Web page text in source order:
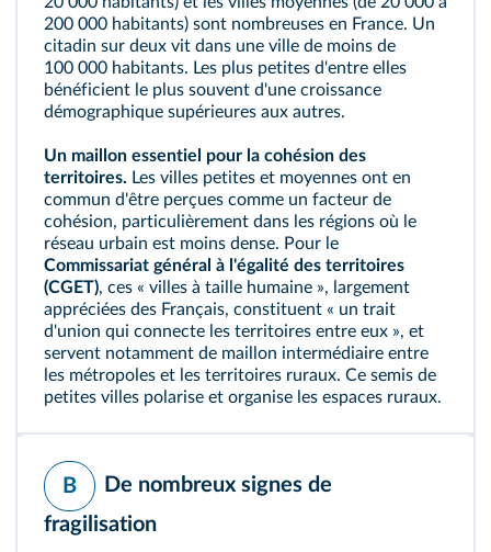
200 000 habitants) sont nombreuses en France. Un
citadin sur deux vit dans une ville de moins de
100 000 habitants. Les plus petites d'entre elles
bénéficient le plus souvent d'une croissance
démographique supérieures aux autres.
Un maillon essentiel pour la cohésion des
territoires. Les villes petites et moyennes ont en
commun d'être perçues comme un facteur de
cohésion, particulièrement dans les régions où le
réseau urbain est moins dense. Pour le
Commissariat général à l'égalité des territoires
(CGET), ces « villes à taille humaine », largement
appréciées des Français, constituent « un trait
d'union qui connecte les territoires entre eux », et
servent notamment de maillon intermédiaire entre
les métropoles et les territoires ruraux. Ce semis de
petites villes polarise et organise les espaces ruraux.
B
De nombreux signes de
fragilisation